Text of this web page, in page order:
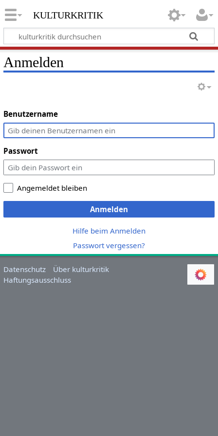
kulturkritik
Anmelden
Benutzername
Passwort
Angemeldet bleiben
Anmelden
Hilfe beim Anmelden
Passwort vergessen?
Datenschutz
Über kulturkritik
Haftungsausschluss